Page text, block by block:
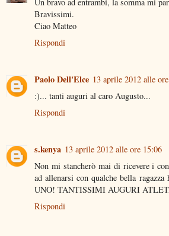
Bravissimi.
Ciao Matteo
Rispondi
Paolo Dell'Elce 13 aprile 2012 alle
:)... tanti auguri al caro Augusto...
Rispondi
s.kenya 13 aprile 2012 alle ore 15:06
Non mi stancherò mai di ricevere i
ad allenarsi con qualche bella
UNO! TANTISSIMI AUGURI
Rispondi